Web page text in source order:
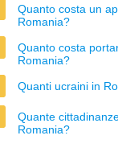
Quanto costa un
Romania?
Quanto costa
Romania?
Quanti ucraini in
Quante
Romania?